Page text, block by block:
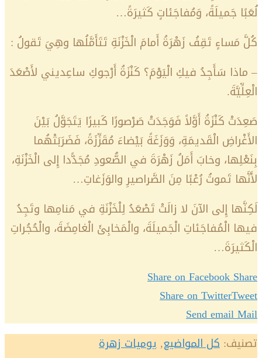
لُعَبًا جَميلَةً، وَمُفاجَئاتٍ كَثيرَةً…
كُلَّ مَساءٍ تَقِفُ زَهْرَةُ أَمامَ الْخَزْنَةِ تَتَأَمَّلُها وهِيَ تَقولُ :
– ماذا سَأَجِدُ فيكِ الْيَوْمَ؟ كَنْزَةُ أَرْجوكِ ساعِديني لأَصْعَدَ
الْعِلِّيَّةَ.
صَعِدَتْ كَنْزَةُ أَوَّلاً فَوَجَدَتْ صَرْصورًا كَبيرًا يَتَجَوَّلُ بَيْنَ
الأَغْراضِ الْقَديمَةِ، وَوَزَغَةً بَيْضاءَ مُقَزِّزَةً، فَضَرَبَتْهُما
بِنَعْلِها، وخابَ أَمَلُ زَهْرَةَ في الصُّعودِ مُجَدًّدا إِلى الْخَزْنَةِ،
لأَنَّها تَموتُ رُعْبًا مِنَ الصَّراصيرِ والوَزَغاتِ…
لَكِنَّها إِلى الآنَ لا زالَتْ تَصْعَدُ لِلْخَزْنَةِ في مَنامِها وتَجِدُ
فيها الْمُفاجَئاتِ الْجَميلَةَ، والْمَخابِئَ الْغامِضَةَ، والْحُجُراتِ
الْكَثيرَةَ…
Share on FacebookShare
Share on TwitterTweet
Send emailMail
تصنيف: كل المواضيع, يوميات زهرة